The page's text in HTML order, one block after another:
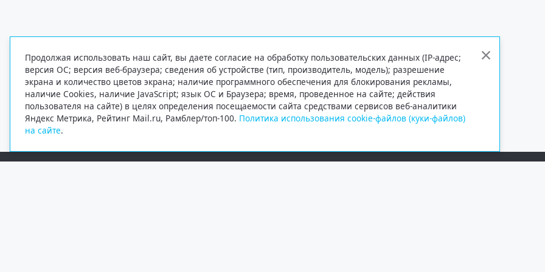
Продолжая использовать наш сайт, вы даете согласие на обработку пользовательских данных (IP-адрес;
версия ОС; версия веб-браузера; сведения об устройстве (тип, производитель, модель); разрешение
экрана и количество цветов экрана; наличие программного обеспечения для блокирования рекламы,
наличие Cookies, наличие JavaScript; язык ОС и Браузера; время, проведенное на сайте; действия
пользователя на сайте) в целях определения посещаемости сайта средствами сервисов веб-аналитики
Яндекс Метрика, Рейтинг Mail.ru, Рамблер/топ-100. Политика использования cookie-файлов (куки-файлов)
на сайте.